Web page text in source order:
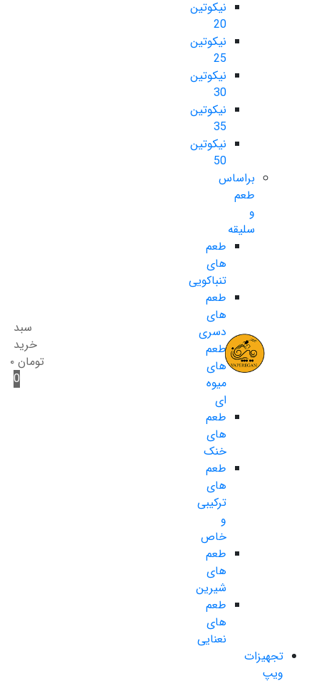
نیکوتین
20
نیکوتین
25
نیکوتین
30
نیکوتین
35
نیکوتین
50
براساس
طعم
و
سلیقه
طعم
های
تنباکویی
طعم
های
دسری
طعم
های
میوه
ای
طعم
های
خنک
طعم
های
ترکیبی
و
خاص
طعم
های
شیرین
طعم
های
نعنایی
تجهیزات
ویپ
سبد
خرید
تومان ۰
0